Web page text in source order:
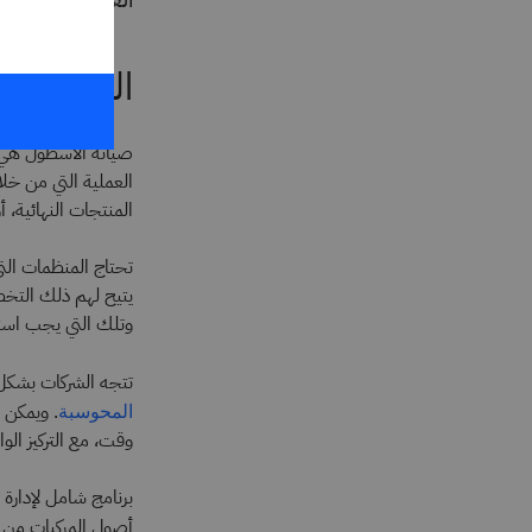
الفرق
صيانة الأسطول
العملية التي من
المنتجات النهائية،
تحتاج المنظمات
يتيح لهم ذلك
وتلك التي يجب
تتجه الشركات
المحوسبة
وقت، مع التركيز
برنامج شامل